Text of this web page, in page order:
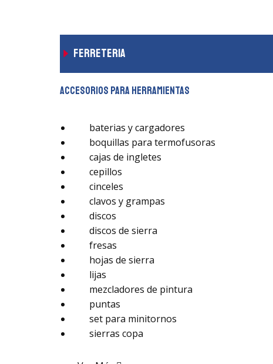
ferreteria
accesorios para herramientas
baterias y cargadores
boquillas para termofusoras
cajas de ingletes
cepillos
cinceles
clavos y grampas
discos
discos de sierra
fresas
hojas de sierra
lijas
mezcladores de pintura
puntas
set para minitornos
sierras copa